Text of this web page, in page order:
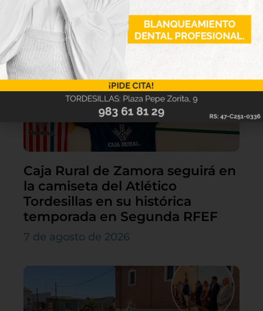
Lo último
Caja Rural de Zamora seguirá en
la camiseta del Atlético
Tordesillas en su histórica
temporada en Segunda RFEF
7 de agosto de 2026